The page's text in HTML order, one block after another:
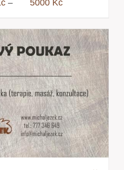
– 5000 Kč
200 Kč
až
5000 Kč